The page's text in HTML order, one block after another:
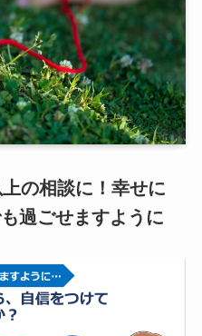
上の相談に！幸せに
過ごせますように